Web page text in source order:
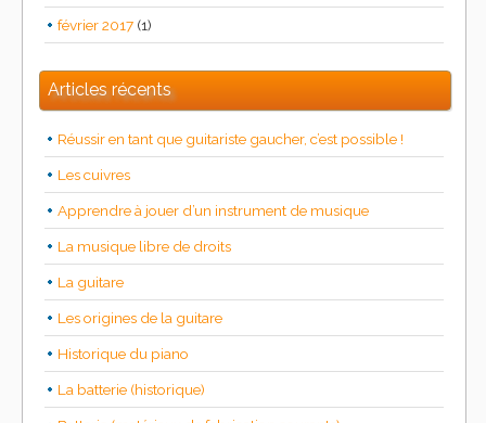
février 2017 (1)
Articles récents
Réussir en tant que guitariste gaucher, c’est possible !
Les cuivres
Apprendre à jouer d’un instrument de musique
La musique libre de droits
La guitare
Les origines de la guitare
Historique du piano
La batterie (historique)